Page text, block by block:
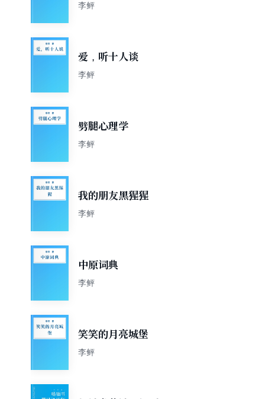
李鲆
爱，听十人谈
李鲆
劈腿心理学
李鲆
我的朋友黑猩猩
李鲆
中原词典
李鲆
笑笑的月亮城堡
李鲆